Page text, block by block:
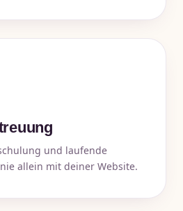
und laufende
allein mit deiner Website.